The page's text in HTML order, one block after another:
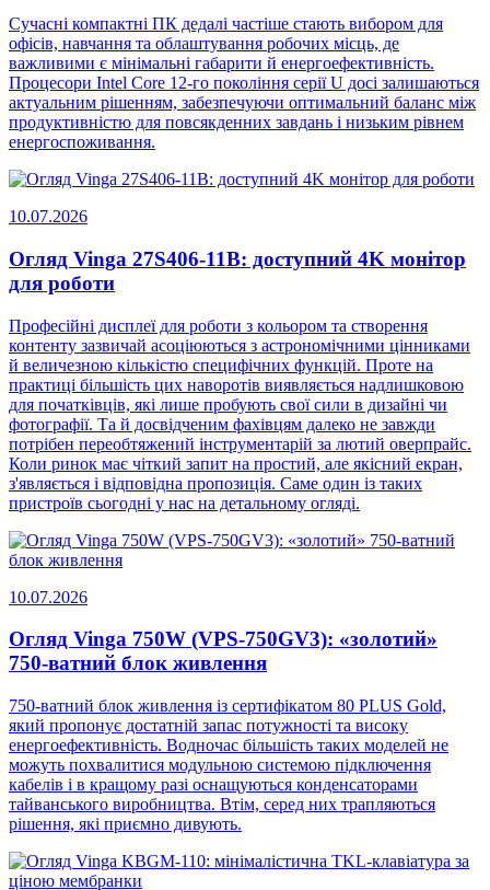
Сучасні компактні ПК дедалі частіше стають вибором для
офісів, навчання та облаштування робочих місць, де
важливими є мінімальні габарити й енергоефективність.
Процесори Intel Core 12-го покоління серії U досі залишаються
актуальним рішенням, забезпечуючи оптимальний баланс між
продуктивністю для повсякденних завдань і низьким рівнем
енергоспоживання.
10.07.2026
Огляд Vinga 27S406-11B: доступний 4K монітор
для роботи
Професійні дисплеї для роботи з кольором та створення
контенту зазвичай асоціюються з астрономічними цінниками
й величезною кількістю специфічних функцій. Проте на
практиці більшість цих наворотів виявляється надлишковою
для початківців, які лише пробують свої сили в дизайні чи
фотографії. Та й досвідченим фахівцям далеко не завжди
потрібен переобтяжений інструментарій за лютий оверпрайс.
Коли ринок має чіткий запит на простий, але якісний екран,
з'являється і відповідна пропозиція. Саме один із таких
пристроїв сьогодні у нас на детальному огляді.
10.07.2026
Огляд Vinga 750W (VPS-750GV3): «золотий»
750-ватний блок живлення
750-ватний блок живлення із сертифікатом 80 PLUS Gold,
який пропонує достатній запас потужності та високу
енергоефективність. Водночас більшість таких моделей не
можуть похвалитися модульною системою підключення
кабелів і в кращому разі оснащуються конденсаторами
тайванського виробництва. Втім, серед них трапляються
рішення, які приємно дивують.